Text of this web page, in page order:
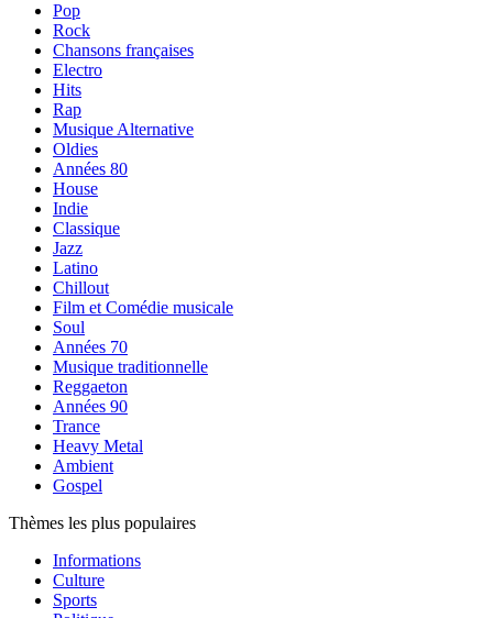
Pop
Rock
Chansons françaises
Electro
Hits
Rap
Musique Alternative
Oldies
Années 80
House
Indie
Classique
Jazz
Latino
Chillout
Film et Comédie musicale
Soul
Années 70
Musique traditionnelle
Reggaeton
Années 90
Trance
Heavy Metal
Ambient
Gospel
Thèmes les plus populaires
Informations
Culture
Sports